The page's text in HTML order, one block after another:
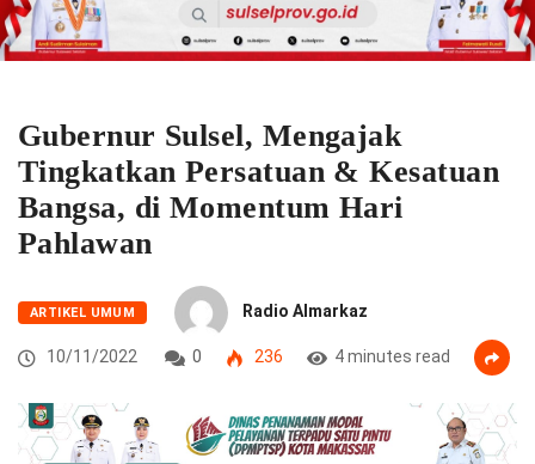
Gubernur Sulsel, Mengajak
Tingkatkan Persatuan & Kesatuan
Bangsa, di Momentum Hari
Pahlawan
ARTIKEL UMUM Radio Almarkaz
10/11/2022 0 236 4 minutes read